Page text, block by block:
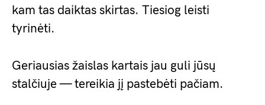
kam tas daiktas skirtas. Tiesiog leisti
tyrinėti.
Geriausias žaislas kartais jau guli jūsų
stalčiuje — tereikia jį pastebėti pačiam.